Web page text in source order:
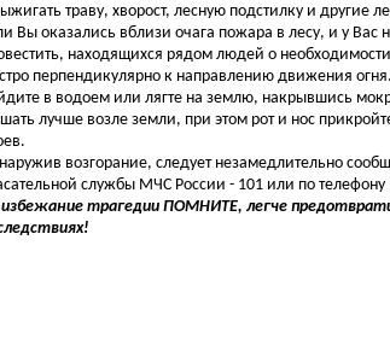
траву, хворост, лесную подстилку и другие
Вы оказались вблизи очага пожара в лесу, и у Вас
находящихся рядом людей о
перпендикулярно к направлению движения
в водоем или лягте на землю, накрывшись
лучше возле земли, при этом рот и нос
возгорание, следует незамедлительно
службы МЧС России - 101 или по телефону
трагедии ПОМНИТЕ, легче